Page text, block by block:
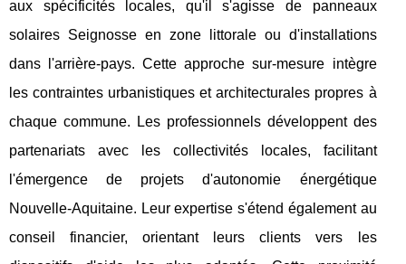
aux spécificités locales, qu'il s'agisse de panneaux
solaires Seignosse en zone littorale ou d'installations
dans l'arrière-pays. Cette approche sur-mesure intègre
les contraintes urbanistiques et architecturales propres à
chaque commune. Les professionnels développent des
partenariats avec les collectivités locales, facilitant
l'émergence de projets d'autonomie énergétique
Nouvelle-Aquitaine. Leur expertise s'étend également au
conseil financier, orientant leurs clients vers les